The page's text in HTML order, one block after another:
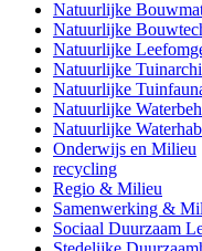
Natuurlijke
Natuurlijke
Natuurlijke
Natuurlijke
Natuurlijke
Natuurlijke
Natuurlijke
Onderwijs en Milieu
recycling
Regio & Milieu
Samenwerking &
Sociaal Duurzaam